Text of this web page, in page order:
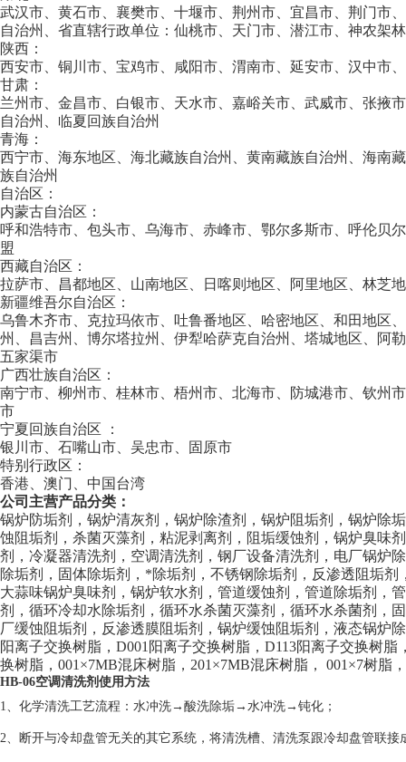
武汉市、黄石市、襄樊市、十堰市、荆州市、宜昌市、荆门市
自治州、省直辖行政单位：仙桃市、天门市、潜江市、神农架
陕西：
西安市、铜川市、宝鸡市、咸阳市、渭南市、延安市、汉中市
甘肃：
兰州市、金昌市、白银市、天水市、嘉峪关市、武威市、张掖
自治州、临夏回族自治州
青海：
西宁市、海东地区、海北藏族自治州、黄南藏族自治州、海南
族自治州
自治区：
内蒙古自治区：
呼和浩特市、包头市、乌海市、赤峰市、鄂尔多斯市、呼伦贝
盟
西藏自治区：
拉萨市、昌都地区、山南地区、日喀则地区、阿里地区、林芝
新疆维吾尔自治区：
乌鲁木齐市、克拉玛依市、吐鲁番地区、哈密地区、和田地区
州、昌吉州、博尔塔拉州、伊犁哈萨克自治州、塔城地区、阿
五家渠市
广西壮族自治区：
南宁市、柳州市、桂林市、梧州市、北海市、防城港市、钦州
市
宁夏回族自治区 ：
银川市、石嘴山市、吴忠市、固原市
特别行政区：
香港、澳门、中国台湾
公司主营产品分类：
锅炉防垢剂，锅炉清灰剂，锅炉除渣剂，锅炉阻垢剂，锅炉除
蚀阻垢剂，杀菌灭藻剂，粘泥剥离剂，阻垢缓蚀剂，锅炉臭味
剂，冷凝器清洗剂，空调清洗剂，钢厂设备清洗剂，电厂锅炉
除垢剂，固体除垢剂，*除垢剂，不锈钢除垢剂，反渗透阻垢
大蒜味锅炉臭味剂，锅炉软水剂，管道缓蚀剂，管道除垢剂，
剂，循环冷却水除垢剂，循环水杀菌灭藻剂，循环水杀菌剂，
厂缓蚀阻垢剂，反渗透膜阻垢剂，锅炉缓蚀阻垢剂，液态锅炉
阳离子交换树脂，D001阳离子交换树脂，D113阳离子交换树
换树脂，001×7MB混床树脂，201×7MB混床树脂， 001×7树脂
HB-06空调清洗剂使用方法
1、化学清洗工艺流程：水冲洗→酸洗除垢→水冲洗→钝化；
2、断开与冷却盘管无关的其它系统，将清洗槽、清洗泵跟冷却盘管联接